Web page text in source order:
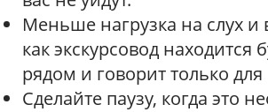
Меньше нагрузка на слух и
как экскурсовод находится
рядом и говорит только для
Сделайте паузу, когда это